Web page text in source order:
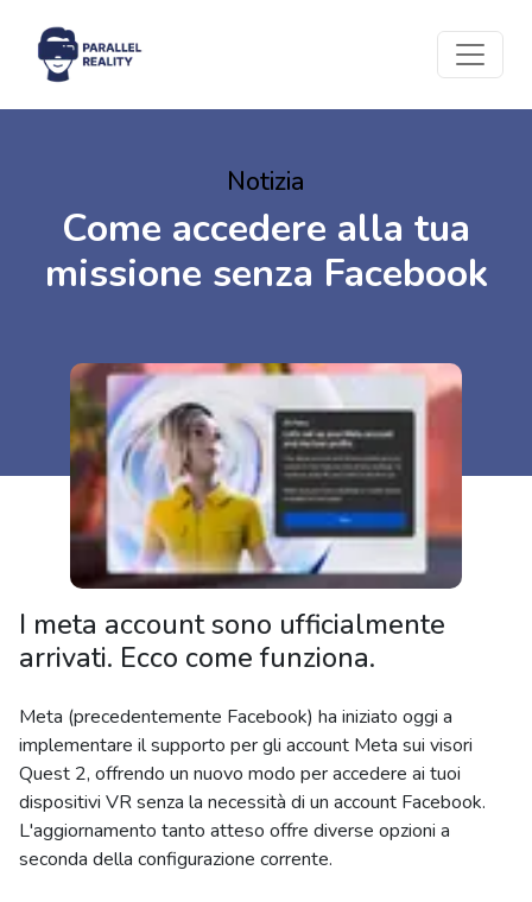
Notizia
Come accedere alla tua
missione senza Facebook
I meta account sono ufficialmente
arrivati. Ecco come funziona.
Meta (precedentemente Facebook) ha iniziato oggi a
implementare il supporto per gli account Meta sui visori
Quest 2, offrendo un nuovo modo per accedere ai tuoi
dispositivi VR senza la necessità di un account Facebook.
L'aggiornamento tanto atteso offre diverse opzioni a
seconda della configurazione corrente.